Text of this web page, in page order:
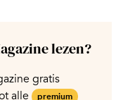
lezen?
gratis
alle
premium